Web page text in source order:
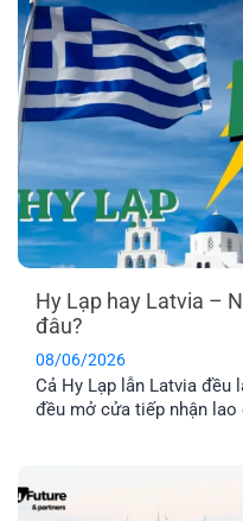
Hy Lạp hay Latvia –
đâu?
08/06/2026
Cả Hy Lạp lẫn Latvia đều
đều mở cửa tiếp nhận